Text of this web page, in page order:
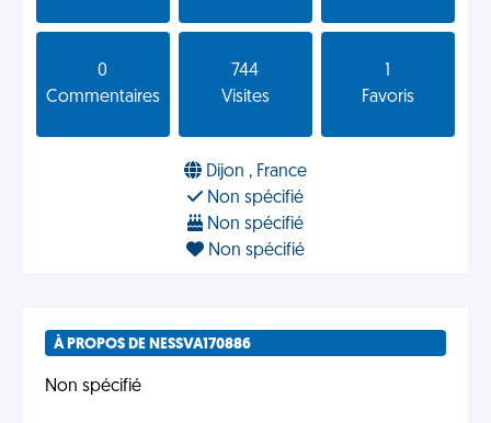
0
Commentaires
744
Visites
Favoris
Dijon , France
Non spécifié
Non spécifié
Non spécifié
À PROPOS DE NESSVA170886
Non spécifié